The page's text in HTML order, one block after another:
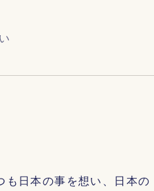
日本の事を想い、日本の